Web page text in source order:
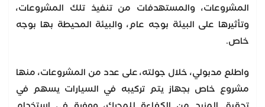
المشروعات، والمستهدفات من تنفيذ تلك المشروعات،
وتأثيرها على البيئة بوجه عام، والبيئة المحيطة بها بوجه
خاص.
واطلع مدبولي، خلال جولته، على عدد من المشروعات، منها
مشروع خاص بجهاز يتم تركيبه في السيارات يسهم في